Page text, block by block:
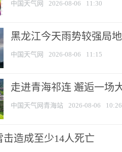
中国天气网 2026-08-06 11:30
黑龙江今天雨势较强局
中国天气网 2026-08-06 11:15
走进青海祁连 邂逅一场
中国天气网青海站 2026-08-06 10:26
造成至少14人死亡